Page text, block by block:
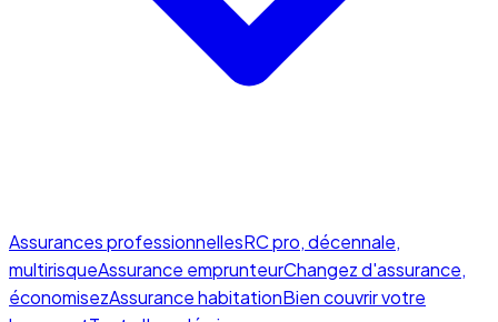
Assurances professionnellesRC pro, décennale,
multirisqueAssurance emprunteurChangez d'assurance,
économisezAssurance habitationBien couvrir votre